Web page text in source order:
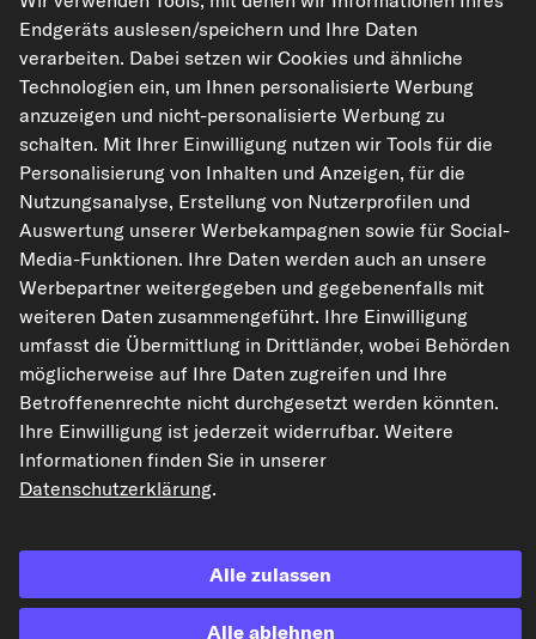
kfzteile24.de carpardoo.nl
carpardoo.fr
carpardoo.dk
nicht vervielfältigt werden. Die Vervielfältigung und Verbreitung der Daten und
der Datenbank ohne vorherige Einwilligung von TecAlliance und/oder die
Einbeziehung Dritter in solche Aktivitäten ist streng verboten. Jegliche
unautorisierte Nutzung von Inhalten stellt eine Verletzung des Urheberrechts
dar und kann rechtliche Schritte nach sich ziehen.
Vertrag widerrufen
© 2026 kfzteile24 GmbH - Alle Rechte vorbehalten.
¹„Gratis Versand“ oder „ohne Versandkosten“ entsprechen dem Wegfall der
Endgeräts auslesen/speichern und Ihre Daten
verarbeiten. Dabei setzen wir Cookies und ähnliche
Technologien ein, um Ihnen personalisierte Werbung
anzuzeigen und nicht-personalisierte Werbung zu
schalten. Mit Ihrer Einwilligung nutzen wir Tools für die
Personalisierung von Inhalten und Anzeigen, für die
Nutzungsanalyse, Erstellung von Nutzerprofilen und
Auswertung unserer Werbekampagnen sowie für Social-
Media-Funktionen. Ihre Daten werden auch an unsere
Werbepartner weitergegeben und gegebenenfalls mit
weiteren Daten zusammengeführt. Ihre Einwilligung
umfasst die Übermittlung in Drittländer, wobei Behörden
möglicherweise auf Ihre Daten zugreifen und Ihre
Betroffenenrechte nicht durchgesetzt werden könnten.
Ihre Einwilligung ist jederzeit widerrufbar. Weitere
Informationen finden Sie in unserer
Datenschutzerklärung.
Alle zulassen
Alle ablehnen